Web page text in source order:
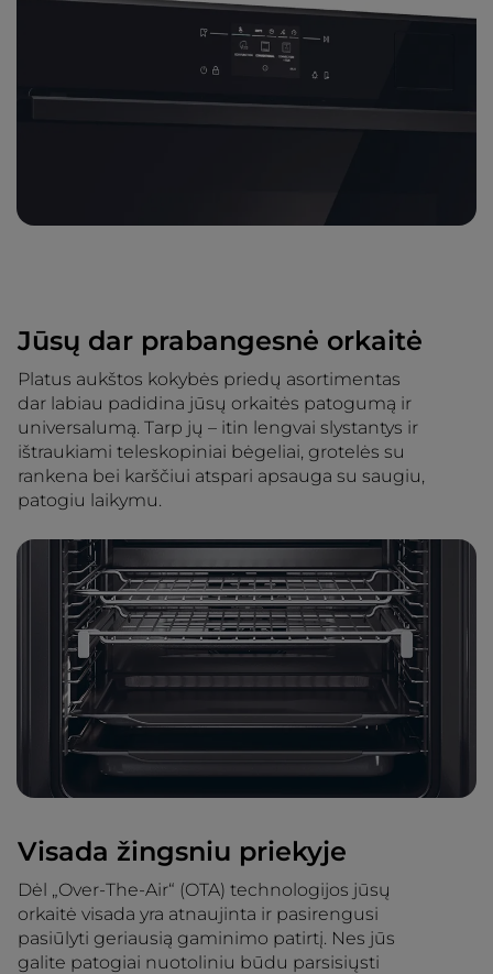
Jūsų dar prabangesnė orkaitė
Platus aukštos kokybės priedų asortimentas
dar labiau padidina jūsų orkaitės patogumą ir
universalumą. Tarp jų – itin lengvai slystantys ir
ištraukiami teleskopiniai bėgeliai, grotelės su
rankena bei karščiui atspari apsauga su saugiu,
patogiu laikymu.
Visada žingsniu priekyje
Dėl „Over-The-Air“ (OTA) technologijos jūsų
orkaitė visada yra atnaujinta ir pasirengusi
pasiūlyti geriausią gaminimo patirtį. Nes jūs
galite patogiai nuotoliniu būdu parsisiųsti